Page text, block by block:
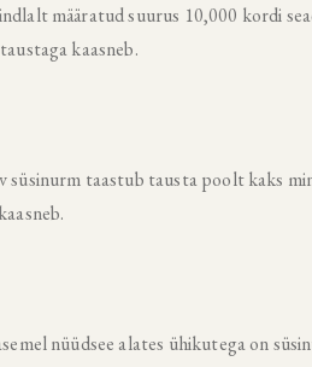
määratud suurus 10,000 kordi
kaasneb.
süsinurm taastub tausta poolt kaks
nüüdsee alates ühikutega on